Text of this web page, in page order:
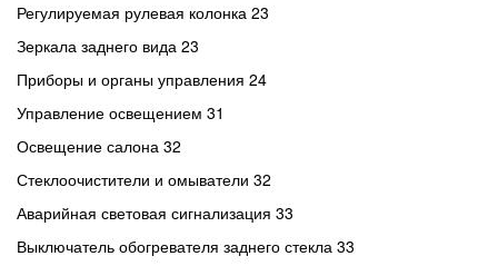
Регулируемая рулевая колонка 23
Зеркала заднего вида 23
Приборы и органы управления 24
Управление освещением 31
Освещение салона 32
Стеклоочистители и омыватели 32
Аварийная световая сигнализация 33
Выключатель обогревателя заднего стекла 33